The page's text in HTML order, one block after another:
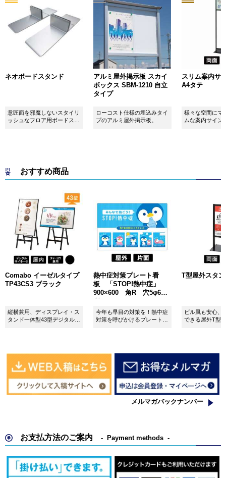
ネオボードスタンド
意匠面を邪魔しないスタイリ
ッシュなフロア用ボードスタ
アルミ屋外掲示板 スカイ
ボックス SBM-1210 自立
タイプ
ローコスト仕様の埋込みタイ
プのアルミ屋外掲示板。
スリム案内サ
A4タテ
様々な空間にマ
ムな案内サイン
おすすめ商品
Comabo イーゼルタイプ
TP43CS3 ブラック
縦横兼用、ディスプレイ・ス
タンド一体型43型デジタルサ
熱中症対策プレート看
板 「STOP!熱中症」
900×600 角R 穴5φ6カ
今年も早目の対策を！熱中症
対策を呼びかけるプレート看
T型屋外スタ
ビル風も安心、
できる屋外T型
メルマガバックナンバー
お支払方法のご案内 Payment methods